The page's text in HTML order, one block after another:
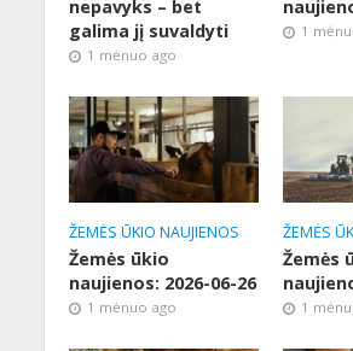
nepavyks – bet
galima jį suvaldyti
1 mėnuo ago
1
ŽEMĖS ŪKIO NAUJIENOS
Žemės ūkio
naujienos: 2026-06-26
1 mėnuo ago
ŽEMĖS
Žemės
1